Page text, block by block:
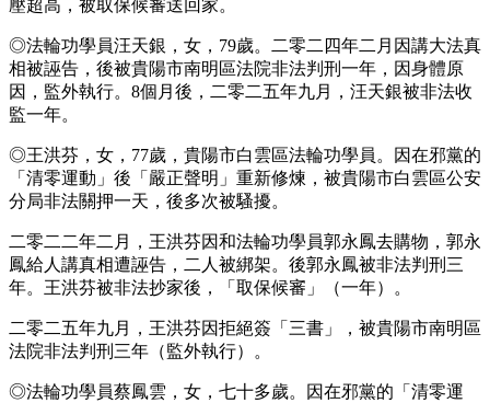
壓超高，被取保候審送回家。
◎法輪功學員汪天銀，女，79歲。二零二四年二月因講大法真
相被誣告，後被貴陽市南明區法院非法判刑一年，因身體原
因，監外執行。8個月後，二零二五年九月，汪天銀被非法收
監一年。
◎王洪芬，女，77歲，貴陽市白雲區法輪功學員。因在邪黨的
「清零運動」後「嚴正聲明」重新修煉，被貴陽市白雲區公安
分局非法關押一天，後多次被騷擾。
二零二二年二月，王洪芬因和法輪功學員郭永鳳去購物，郭永
鳳給人講真相遭誣告，二人被綁架。後郭永鳳被非法判刑三
年。王洪芬被非法抄家後，「取保候審」（一年）。
二零二五年九月，王洪芬因拒絕簽「三書」，被貴陽市南明區
法院非法判刑三年（監外執行）。
◎法輪功學員蔡鳳雲，女，七十多歲。因在邪黨的「清零運